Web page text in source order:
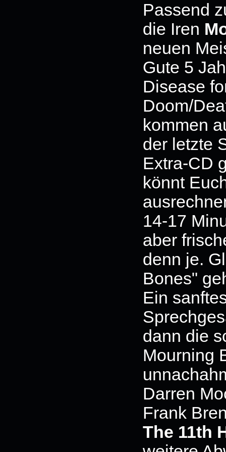
Passend
die Iren
neuen
Gute 5
Disease
Doom/
kommen
der letzte
Extra-CD
könnt
14-17
aber
denn je.
Bones"
Ein
dann die
Mourning
Darren
Frank
The 11th